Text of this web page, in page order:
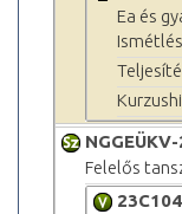
Ea és
Felelős